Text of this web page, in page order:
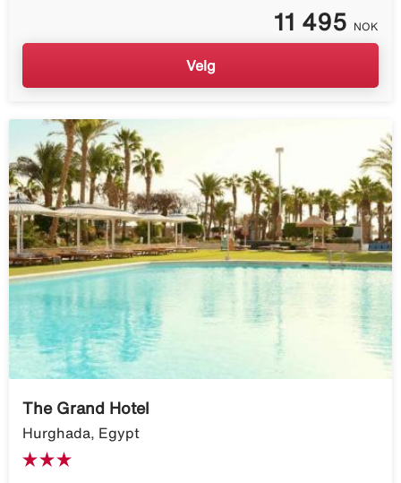
11 495 NOK
Velg
The Grand Hotel
Hurghada, Egypt